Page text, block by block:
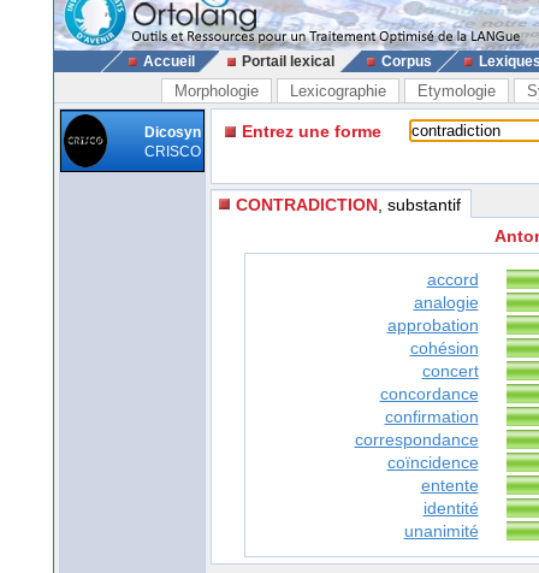
Accueil Portail lexical Corpus
Morphologie Lexicographie Etymologie
Dicosyn
CRISCO
Entrez une forme
CONTRADICTION , substantif
accord
analogie
approbation
cohésion
concert
concordance
confirmation
correspondance
coïncidence
entente
identité
unanimité